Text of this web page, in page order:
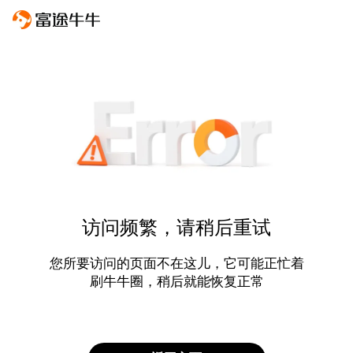
访问频繁，请稍后重试
您所要访问的页面不在这儿，它可能正忙着
刷牛牛圈，稍后就能恢复正常